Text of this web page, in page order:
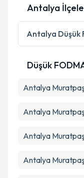
Kişisel
Metni'ni
kapsamda
Antalya
Antalya Düşük
Düşük
Antalya
Antalya
Antalya
Antalya